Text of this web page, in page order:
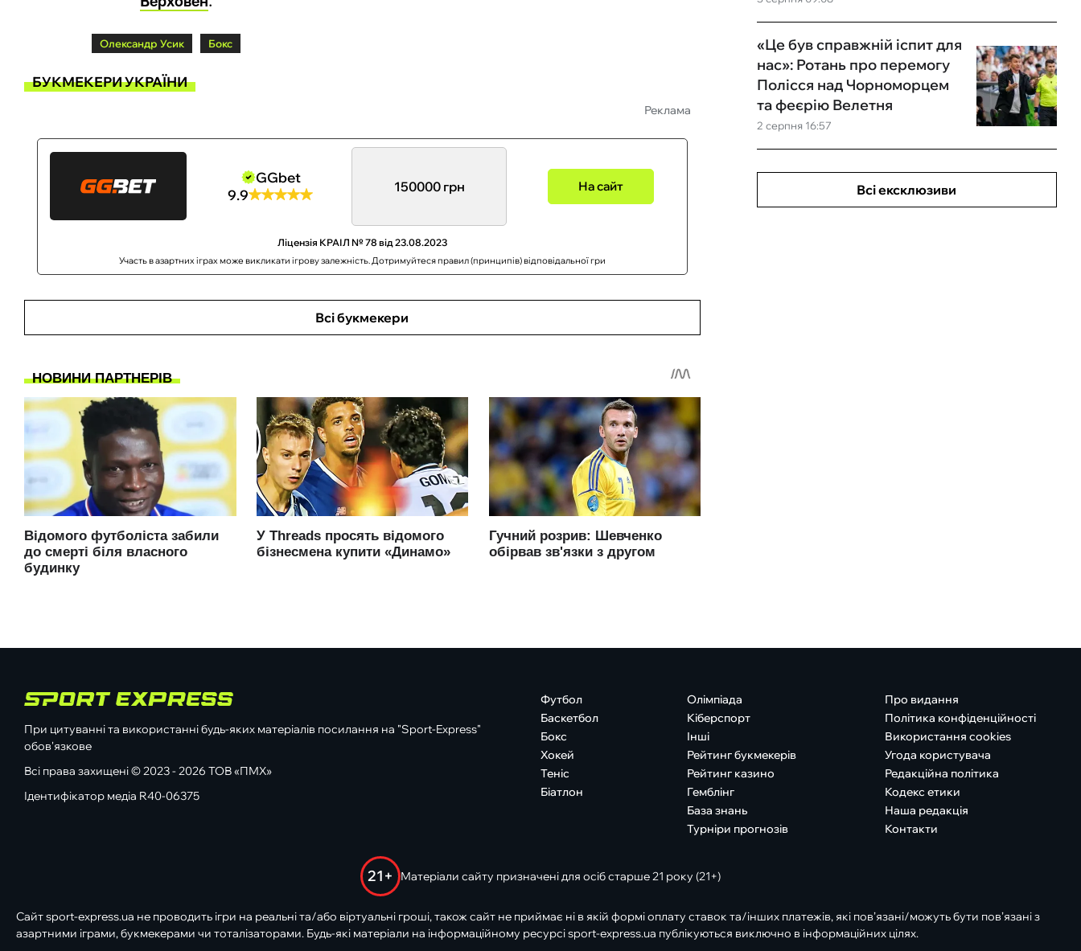
Олександр Усик Бокс
БУКМЕКЕРИ УКРАЇНИ
Реклама
GGbet
9.9
150000 грн На сайт
Ліцензія КРАІЛ № 78 від 23.08.2023
Участь в азартних іграх може викликати ігрову залежність. Дотримуйтеся правил (принципів) відповідальної гри
Всі букмекери
2 серпня 16:57
«Це був справжній іспит для
нас»: Ротань про перемогу
Полісся над Чорноморцем
та феєрію Велетня
Всі ексклюзиви
При цитуванні та використанні будь-яких матеріалів посилання на "Sport-Express"
обов'язкове
Всі права захищені © 2023 - 2026 ТОВ «ПМХ»
Ідентифікатор медіа R40-06375
Футбол
Баскетбол
Бокс
Хокей
Теніс
Біатлон
Олімпіада
Кіберспорт
Інші
Рейтинг букмекерів
Рейтинг казино
Гемблінг
База знань
Турніри прогнозів
Про видання
Політика конфіденційності
Використання cookies
Угода користувача
Редакційна політика
Кодекс етики
Наша редакція
Контакти
21+ Матеріали сайту призначені для осіб старше 21 року (21+)
Сайт sport-express.ua не проводить ігри на реальні та/або віртуальні гроші, також сайт не приймає ні в якій формі оплату ставок та/інших платежів, які пов’язані/можуть бути пов’язані з
азартними іграми, букмекерами чи тоталізаторами. Будь-які матеріали на інформаційному ресурсі sport-express.ua публікуються виключно в інформаційних цілях.